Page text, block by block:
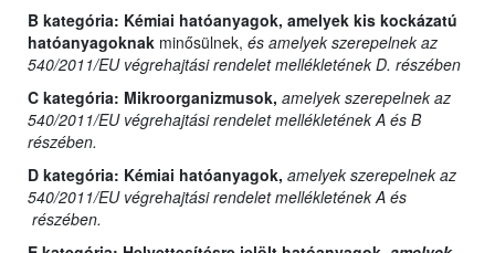
B kategória: Kémiai hatóanyagok, amelyek kis kockázatú
hatóanyagoknak minősülnek, és amelyek szerepelnek az
540/2011/EU végrehajtási rendelet mellékletének D. részében
C kategória: Mikroorganizmusok, amelyek szerepelnek az
540/2011/EU végrehajtási rendelet mellékletének A és B
részében.
D kategória: Kémiai hatóanyagok, amelyek szerepelnek az
540/2011/EU végrehajtási rendelet mellékletének A és
részében.